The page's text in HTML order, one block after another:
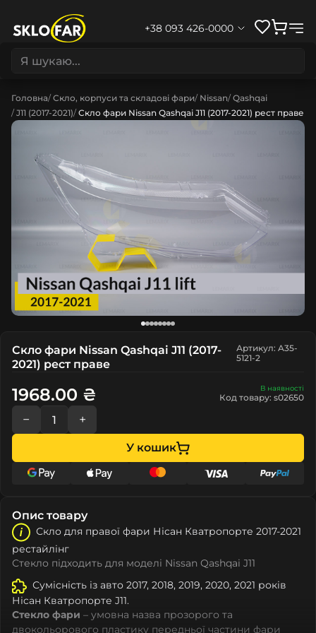
+38 093 426-0000
Головна Скло, корпуси та складові фари Nissan Qashqai
J11 (2017-2021) Скло фари Nissan Qashqai J11 (2017-2021) рест праве
Скло фари Nissan Qashqai J11 (2017-
2021) рест праве
Артикул: A35-
5121-2
В наявності
Код товару: s02650
1968.00 ₴
− +
У кошик
Опис товару
Скло для правої фари Ніcан Кватропорте 2017-2021
рестайлінг
Стекло підходить для моделі Nissan Qashqai J11
Сумісність із авто 2017, 2018, 2019, 2020, 2021 років
Ніcан Кватропорте J11.
Стекло фари – умовна назва прозорого та
двокольорового пластику передньої частини фари